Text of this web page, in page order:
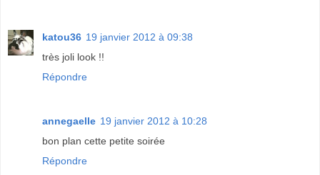
katou36 19 janvier 2012 à 09:38
très joli look !!
Répondre
annegaelle 19 janvier 2012 à 10:28
bon plan cette petite soirée
Répondre